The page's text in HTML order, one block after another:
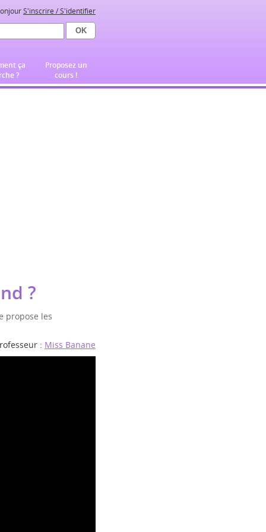
S'inscrire / S'identifier
ça
?
Proposez un
cours !
?
propose les
: Miss Banane